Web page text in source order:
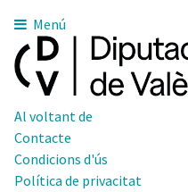
Menú
Al voltant de
Contacte
Condicions d'ús
Política de privacitat